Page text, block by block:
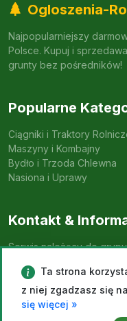
Ogloszenia-
Najpopularniejszy
Polsce. Kupuj i
grunty bez pośredników!
Popularne
Ciągniki i Traktory
Maszyny i Kombajny
Bydło i Trzoda Chlewna
Nasiona i Uprawy
Kontakt &
Serwis należący do
Dodaj Ogłoszenie
Ta strona
z niej zgadzasz się
się więcej »